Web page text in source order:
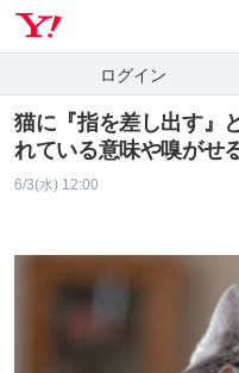
ログイン
猫に『指を差し出す』
れている意味や嗅がせ
6/3(水) 12:00